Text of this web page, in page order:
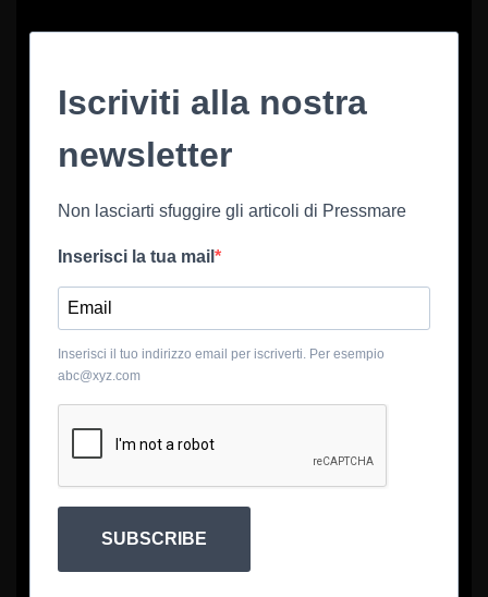
Iscriviti alla nostra
newsletter
Non lasciarti sfuggire gli articoli di Pressmare
Inserisci la tua mail
Inserisci il tuo indirizzo email per iscriverti. Per esempio
abc@xyz.com
SUBSCRIBE